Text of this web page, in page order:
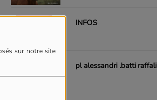
sur notre site
INFOS
pl alessandri .batti raffali